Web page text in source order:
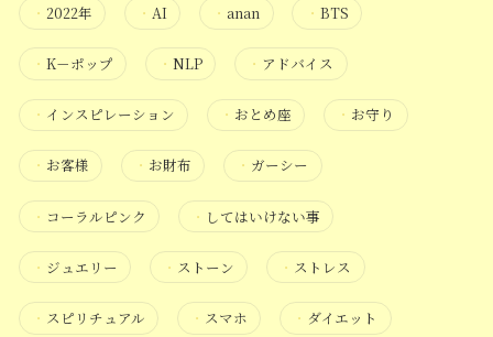
・ 2022年 ・AI ・ anan ・ BTS
・ K－ポップ ・NLP ・ アドバイス
・ インスピレーション ・ おとめ座 ・ お守り
・ お客様 ・ お財布 ・ ガーシー
・ コーラルピンク ・ してはいけない事
・ ジュエリー ・ ストーン ・ ストレス
・ スピリチュアル ・ スマホ ・ ダイエット